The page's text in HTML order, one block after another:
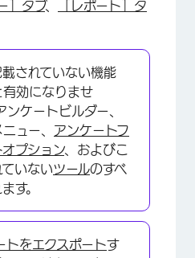
］タブ、
［レポート］タ
されていない機能
効になりませ
ンケートビルダー、
ニュー、 アンケートフ
プション、およびこ
いないツールのすべ
す。
トをエクスポートす